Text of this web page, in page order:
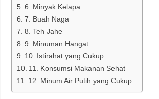
6. Minyak Kelapa
7. Buah Naga
8. Teh Jahe
9. Minuman Hangat
10. Istirahat yang Cukup
11. Konsumsi Makanan Sehat
12. Minum Air Putih yang Cukup